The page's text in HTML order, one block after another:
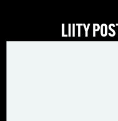
LIITY